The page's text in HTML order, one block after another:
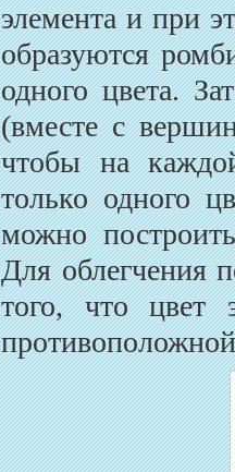
элемента и при
образуются
одного цвета.
(вместе с
чтобы на
только одного
можно
Для облегчения
того, что цвет